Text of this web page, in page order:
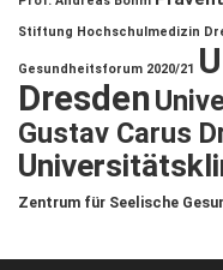
Stiftung Hochschulmedizin
Gesundheitsforum 2020/21
Dresden
Gustav Carus
Zentrum für Seelische